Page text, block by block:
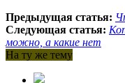
Предыдущая статья:
Следующая статья:
можно, а какие нет
На ту же тему